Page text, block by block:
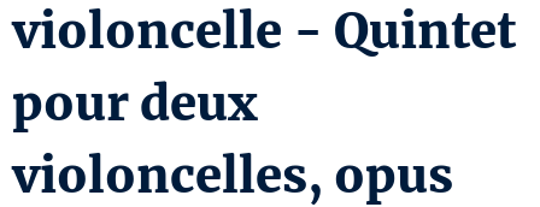
violoncelle - Quintet
pour deux
violoncelles, opus